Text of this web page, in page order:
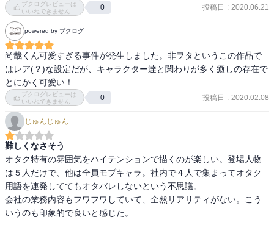
オタク同士でもジャンル違いなので、アニメイトでの買物も
片方に付き合うとかではなくて自由行動で後ほど集合
というサバサバしたやり方なのが面白い。
過去のエピソードも少し描かれていて、宏嵩が昔からちゃんと成海
のことが好きなのがわかって微笑ましかった。
隠れ腐女子の成海と重度のゲーヲタの宏嵩は、樺倉と小柳の先輩カ
ップルに見守られながらも相変わらずな日々を送っているが、恋人
になっても変わらない距離感に二人はヲタクならではの恋のジレン
マを感じたり･･･？　さらに新キャラ尚哉（非ヲタ）の登場でますま
す盛り上がりをみせるヲタ恋第２巻　まだまだ恋は難しい!　今回も
キュンキュンとニヤニヤ詰め込みすぎでおおくりいたします。
ブクログレビューは
いいねできません
0 投稿日 : 2020.06.21
powered by ブクログ
尚哉くん可愛すぎる事件が発生しました。非ヲタというこの作品で
はレア(？)な設定だが、キャラクター達と関わりが多く癒しの存在で
とにかく可愛い！
ブクログレビューは
いいねできません
0 投稿日 : 2020.02.08
じゅんじゅん
難しくなさそう
オタク特有の雰囲気をハイテンションで描くのが楽しい。登場人物
は５人だけで、他は全員モブキャラ。社内で４人で集まってオタク
用語を連発しててもオタバレしないという不思議。
会社の業務内容もフワフワしていて、全然リアリティがない。こう
いうのも印象的で良いと感じた。